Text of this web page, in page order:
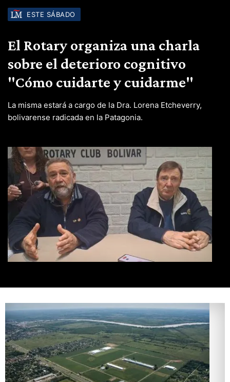
ESTE SÁBADO
El Rotary organiza una charla
sobre el deterioro cognitivo
"Cómo cuidarte y cuidarme"
La misma estará a cargo de la Dra. Lorena Etcheverry,
bolivarense radicada en la Patagonia.